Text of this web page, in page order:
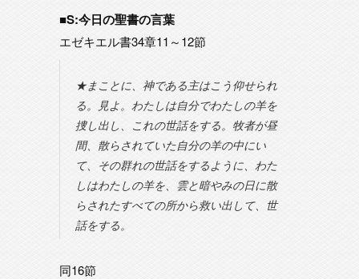
■S:今日の聖書の言葉
エゼキエル書34章11～12節
★まことに、神である主はこう仰せられ
る。見よ。わたしは自分でわたしの羊を
捜し出し、これの世話をする。牧者が昼
間、散らされていた自分の羊の中にい
て、その群れの世話をするように、わた
しはわたしの羊を、雲と暗やみの日に散
らされたすべての所から救い出して、世
話をする。
同16節